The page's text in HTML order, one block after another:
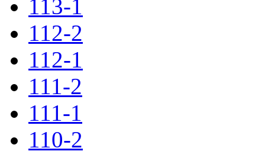
113-1
112-2
112-1
111-2
111-1
110-2